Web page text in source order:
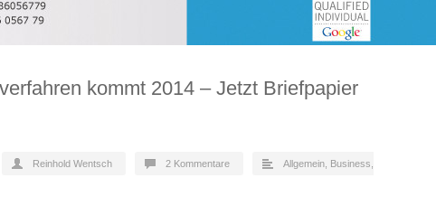
kommt 2014 – Jetzt Briefpapier
Reinhold Wentsch 2 Kommentare Allgemein Business